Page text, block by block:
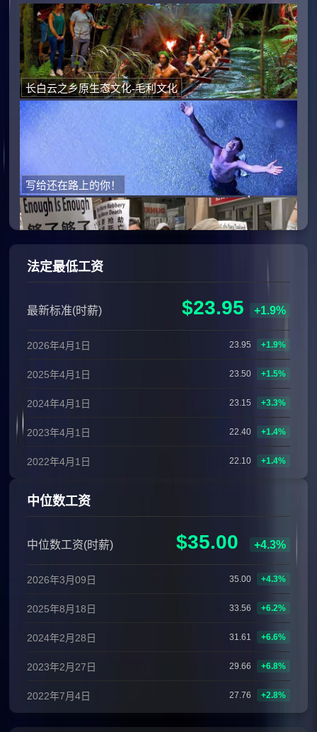
长白云之乡原生态文化-毛利文化
写给还在路上的你！
奥克兰华人街头抗议犯罪率上升
要如何才算是匹配了申报的移民职位(substantial match)？
法定最低工资
最新标准(时薪) $23.95 +1.9%
2026年4月1日 23.95 +1.9%
2025年4月1日 23.50 +1.5%
2024年4月1日 23.15 +3.3%
2023年4月1日 22.40 +1.4%
2022年4月1日 22.10 +1.4%
中位数工资
中位数工资(时薪) $35.00 +4.3%
2026年3月09日 35.00 +4.3%
2025年8月18日 33.56 +6.2%
2024年2月28日 31.61 +6.6%
2023年2月27日 29.66 +6.8%
2022年7月4日 27.76 +2.8%